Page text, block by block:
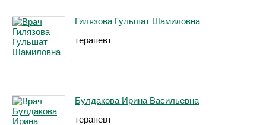
Гилязова Гульшат Шамиловна
терапевт
Булдакова Ирина Васильевна
терапевт